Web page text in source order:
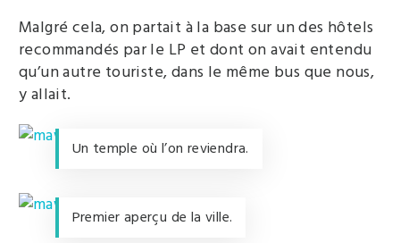
Malgré cela, on partait à la base sur un des hôtels
recommandés par le LP et dont on avait entendu
qu’un autre touriste, dans le même bus que nous,
y allait.
Un temple où l’on reviendra.
Premier aperçu de la ville.